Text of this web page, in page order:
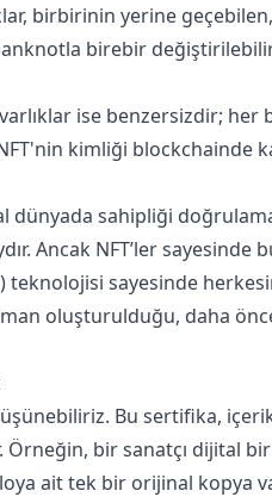
birbirinin yerine
birebir
ise benzersizdir; her
kimliği blockchainde
dünyada sahipliği
Ancak NFT’ler
sayesinde
oluşturulduğu, daha
Bu sertifika,
bir sanatçı dijital
ait tek bir orijinal kopya